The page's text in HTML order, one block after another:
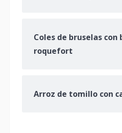
Coles de bruselas con
roquefort
Arroz de tomillo con